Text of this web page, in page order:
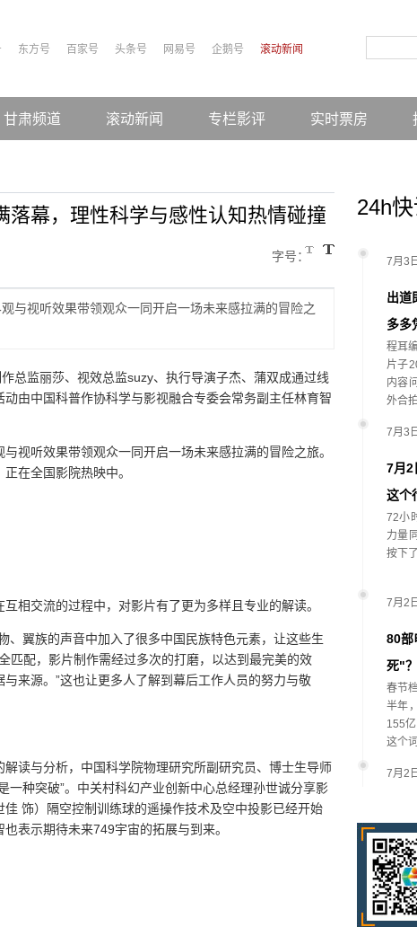
东方号 百家号 头条号 网易号 企鹅号 滚动新闻
甘肃频道 滚动新闻 专栏影评 实时票房
幕，理性科学与感性认知热情碰撞
字号：
与视听效果带领观众一同开启一场未来感拉满的冒险之
总监丽莎、视效总监suzy、执行导演子杰、蒲双成通过线
由中国科普作协科学与影视融合专委会常务副主任林育智
视听效果带领观众一同开启一场未来感拉满的冒险之旅。
在全国影院热映中。
相交流的过程中，对影片有了更为多样且专业的解读。
、翼族的声音中加入了很多中国民族特色元素，让这些生
匹配，影片制作需经过多次的打磨，以达到最完美的效
来源。”这也让更多人了解到幕后工作人员的努力与敬
读与分析，中国科学院物理研究所副研究员、博士生导师
种突破”。中关村科幻产业创新中心总经理孙世诚分享影
饰）隔空控制训练球的遥操作技术及空中投影已经开始
表示期待未来749宇宙的拓展与到来。
24h
7月3
出道
多多
程耳
片子
内容
外合
7月3
7月2
这个
72小
力量
按下
7月2
80部
死"？
春节
半年
155
这个
7月2
路
2025
71%
度，
32%